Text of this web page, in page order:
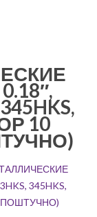
10
345HKS,
ПОШТУЧНО)